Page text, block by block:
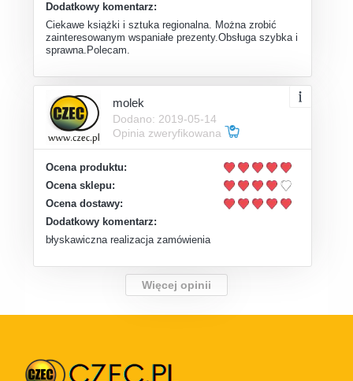
Dodatkowy komentarz:
Ciekawe książki i sztuka regionalna. Można zrobić
zainteresowanym wspaniałe prezenty.Obsługa szybka i
sprawna.Polecam.
molek
Dodano: 2019-05-14
Opinia zweryfikowana
Ocena produktu:
Ocena sklepu:
Ocena dostawy:
Dodatkowy komentarz:
błyskawiczna realizacja zamówienia
Więcej opinii